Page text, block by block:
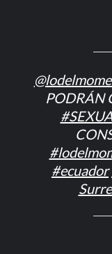
PODRÁN
#ecuador